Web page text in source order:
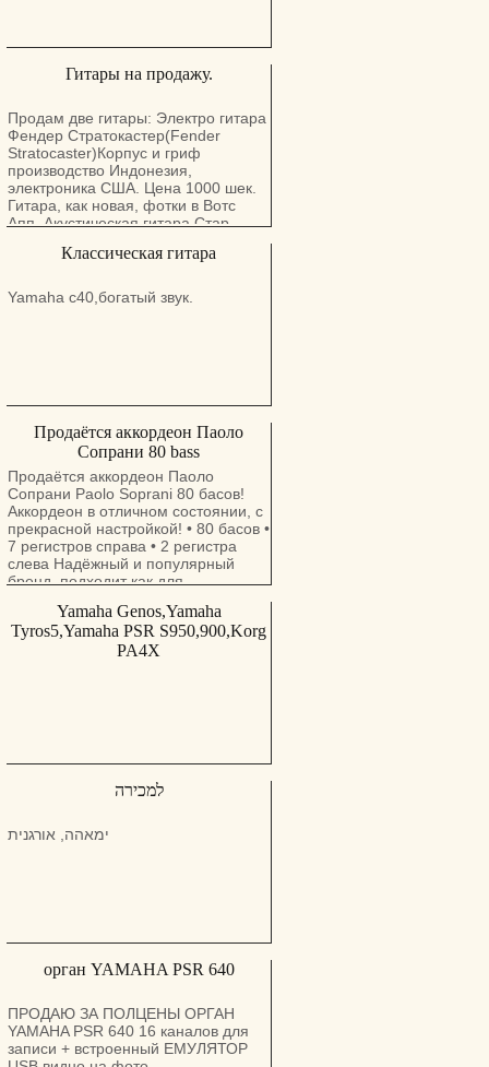
Гитары на продажу.
Продам две гитары: Электро гитара
Фендер Стратокастер(Fender
Stratocaster)Корпус и гриф
производство Индонезия,
электроника США. Цена 1000 шек.
Гитара, как новая, фотки в Вотс
Апп. Акустическая гитара Стар
предположительно производство
Цена 300 шек. Фотки в Вотс Апп.
Классическая гитара
Yamaha c40,богатый звук.
Продаётся аккордеон Паоло
Сопрани 80 bass
Продаётся аккордеон Паоло
Сопрани Paolo Soprani 80 баcов!
Аккордеон в отличном состоянии, с
прекрасной настройкой! • 80 басов •
7 регистров справа • 2 регистра
слева Надёжный и популярный
бренд, подходит как для
музыкантов. Прекрасный звук,
удобный в игре, хорошо
сохранился. Местоположение:
Yamaha Genos,Yamaha
Tyros5,Yamaha PSR S950,900,Korg
PA4X
למכירה
ימאהה, אורגנית
орган YAMAHA PSR 640
ПРОДАЮ ЗА ПОЛЦЕНЫ ОРГАН
YAMAHA PSR 640 16 каналов для
записи + встроенный ЕМУЛЯТОР